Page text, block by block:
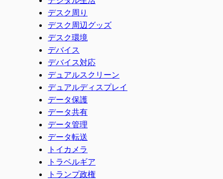
デスク周り
デスク周辺グッズ
デスク環境
デバイス
デバイス対応
デュアルスクリーン
デュアルディスプレイ
データ保護
データ共有
データ管理
データ転送
トイカメラ
トラベルギア
トランプ政権